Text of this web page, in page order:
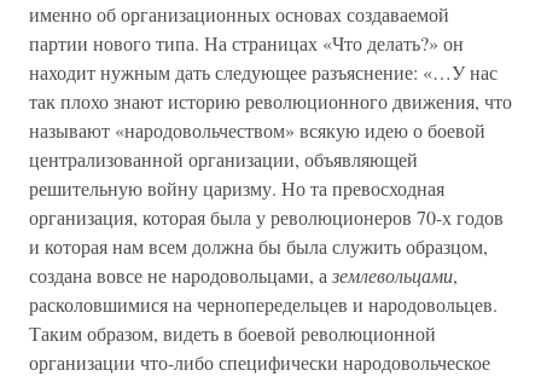
именно об организационных основах создаваемой
партии нового типа. На страницах «Что делать?» он
находит нужным дать следующее разъяснение: «…У нас
так плохо знают историю революционного движения, что
называют «народовольчеством» всякую идею о боевой
централизованной организации, объявляющей
решительную войну царизму. Но та превосходная
организация, которая была у революционеров 70-х годов
и которая нам всем должна бы была служить образцом,
создана вовсе не народовольцами, а землевольцами,
расколовшимися на чернопередельцев и народовольцев.
Таким образом, видеть в боевой революционной
организации что-либо специфически народовольческое